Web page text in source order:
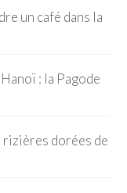
un café dans la
: la Pagode
dorées de